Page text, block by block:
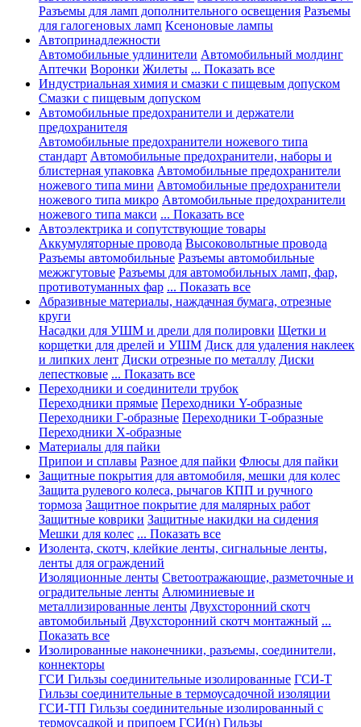
Разъемы для ламп дополнительного освещения Разъемы
для галогеновых ламп Ксеноновые лампы
Автопринадлежности
Автомобильные удлинители Автомобильный молдинг
Аптечки Воронки Жилеты ... Показать все
Индустриальная химия и смазки с пищевым допуском
Смазки с пищевым допуском
Автомобильные предохранители и держатели
предохранителя
Автомобильные предохранители ножевого типа
стандарт Автомобильные предохранители, наборы и
блистерная упаковка Автомобильные предохранители
ножевого типа мини Автомобильные предохранители
ножевого типа микро Автомобильные предохранители
ножевого типа макси ... Показать все
Автоэлектрика и сопутствующие товары
Аккумуляторные провода Высоковольтные провода
Разъемы автомобильные Разъемы автомобильные
межжгутовые Разъемы для автомобильных ламп, фар,
противотуманных фар ... Показать все
Абразивные материалы, наждачная бумага, отрезные
круги
Насадки для УШМ и дрели для полировки Щетки и
корщетки для дрелей и УШМ Диск для удаления наклеек
и липких лент Диски отрезные по металлу Диски
лепестковые ... Показать все
Переходники и соединители трубок
Переходники прямые Переходники Y-образные
Переходники Г-образные Переходники Т-образные
Переходники Х-образные
Материалы для пайки
Припои и сплавы Разное для пайки Флюсы для пайки
Защитные покрытия для автомобиля, мешки для колес
Защита рулевого колеса, рычагов КПП и ручного
тормоза Защитное покрытие для малярных работ
Защитные коврики Защитные накидки на сидения
Мешки для колес ... Показать все
Изолента, скотч, клейкие ленты, сигнальные ленты,
ленты для ограждений
Изоляционные ленты Светоотражающие, разметочные и
оградительные ленты Алюминиевые и
металлизированные ленты Двухсторонний скотч
автомобильный Двухсторонний скотч монтажный ...
Показать все
Изолированные наконечники, разъемы, соединители,
коннекторы
ГСИ Гильзы соединительные изолированные ГСИ-Т
Гильзы соединительные в термоусадочной изоляции
ГСИ-ТП Гильзы соединительные изолированный с
термоусадкой и припоем ГСИ(н) Гильзы